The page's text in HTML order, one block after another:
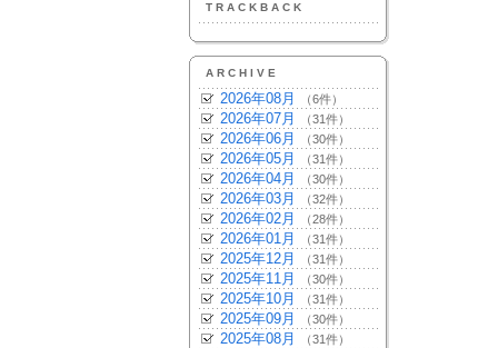
TRACKBACK
ARCHIVE
2026年08月 （6件）
2026年07月 （31件）
2026年06月 （30件）
2026年05月 （31件）
2026年04月 （30件）
2026年03月 （32件）
2026年02月 （28件）
2026年01月 （31件）
2025年12月 （31件）
2025年11月 （30件）
2025年10月 （31件）
2025年09月 （30件）
2025年08月 （31件）